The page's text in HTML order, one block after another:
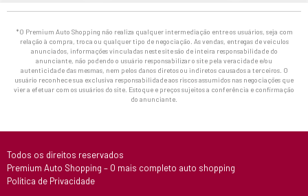
*O Premium Auto Shopping não realiza qualquer intermediação entre os usuários, seja com
relação à compra, troca ou qualquer tipo de negociação. As vendas, entregas de veículos
anunciados, informações vinculadas neste site são de inteira responsabilidade do
anunciante, não podendo o usuário responsabilizar o site pela veracidade e/ou
autenticidade das mesmas, nem pelos danos diretos ou indiretos causados a terceiros. O
usuário reconhece sua exclusiva responsabilidade aos riscos assumidos nas negociações que
vier a efetuar com os usuários do site. Estoque e preços sujeitos a conferência e confirmação
do anunciante.
Todos os direitos reservados
Premium Auto Shopping – O mais completo auto shopping
Política de Privacidade